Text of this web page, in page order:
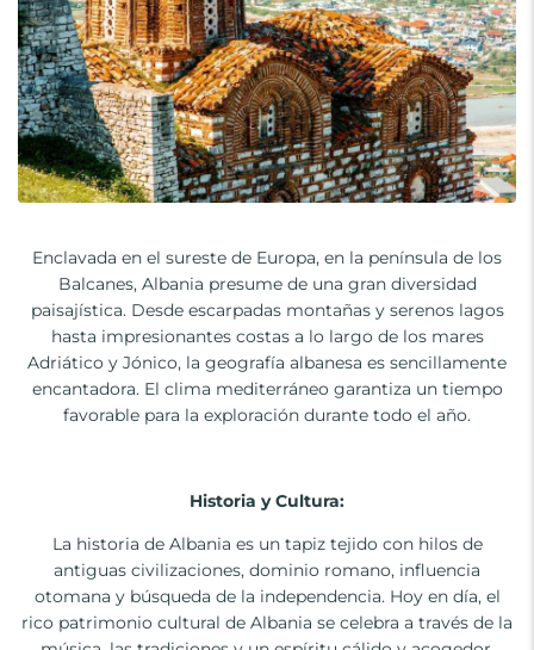
Enclavada en el sureste de Europa, en la península de los
Balcanes, Albania presume de una gran diversidad
paisajística. Desde escarpadas montañas y serenos lagos
hasta impresionantes costas a lo largo de los mares
Adriático y Jónico, la geografía albanesa es sencillamente
encantadora. El clima mediterráneo garantiza un tiempo
favorable para la exploración durante todo el año.
Historia y Cultura:
La historia de Albania es un tapiz tejido con hilos de
antiguas civilizaciones, dominio romano, influencia
otomana y búsqueda de la independencia. Hoy en día, el
rico patrimonio cultural de Albania se celebra a través de la